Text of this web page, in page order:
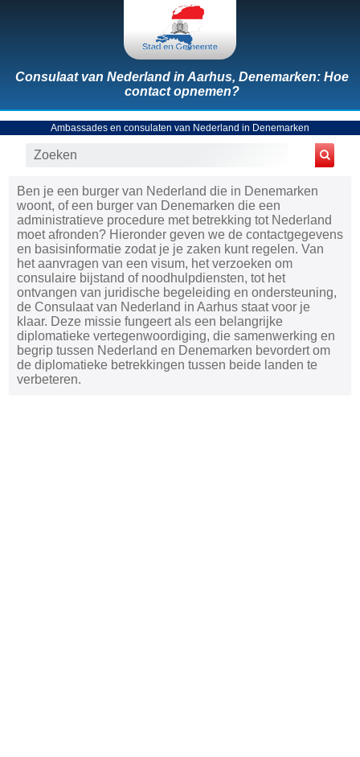
Consulaat van Nederland in Aarhus, Denemarken: Hoe
contact opnemen?
Ambassades en consulaten van Nederland in Denemarken
Ben je een burger van Nederland die in Denemarken
woont, of een burger van Denemarken die een
administratieve procedure met betrekking tot Nederland
moet afronden? Hieronder geven we de contactgegevens
en basisinformatie zodat je je zaken kunt regelen. Van
het aanvragen van een visum, het verzoeken om
consulaire bijstand of noodhulpdiensten, tot het
ontvangen van juridische begeleiding en ondersteuning,
de Consulaat van Nederland in Aarhus staat voor je
klaar. Deze missie fungeert als een belangrijke
diplomatieke vertegenwoordiging, die samenwerking en
begrip tussen Nederland en Denemarken bevordert om
de diplomatieke betrekkingen tussen beide landen te
verbeteren.